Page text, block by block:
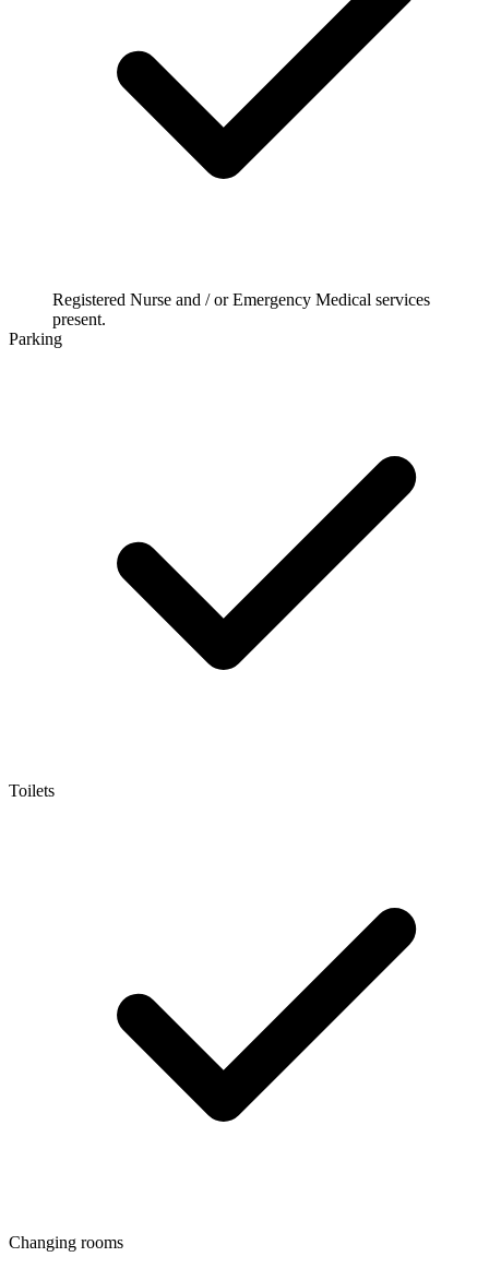
Registered Nurse and / or Emergency Medical services
present.
Parking
Toilets
Changing rooms